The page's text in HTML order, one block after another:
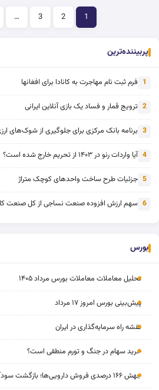
صفحه‌بندی
1
2
3
…
پربیننده‌ترین
1 فرم ثبت نام مهاجرت به کانادا برای افغانها
2 ترویج قمار و فساد یک بازی آنلاین ایرانی
3 برنامه بانک مرکزی برای جلوگیری از شوک‌های
4 آیا واردات رنو در ۱۴۰۳ از تحریم خارج شده است؟
5 جزئیات طرح ساخت واحدهای کوچک متراژ
6 سهم ارزش افزوده صنعت نساجی از کل صنعت
بورس
تحلیل معاملات معاملات بورس مرداد ۱۴۰۵
پیش‌بینی بورس امروز ۱۷ مرداد
نقشه راه سرمایه‌گذاری در ایران
خرید سهام در جنگ و تورم منطقی است؟
جهش ۱۶۶ درصدی فروش دارویی‌ها؛ بازگشت سودآوری به صنعت درمان